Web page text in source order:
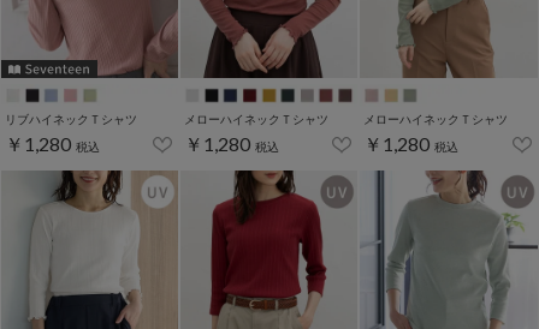
リブハイネックＴシャツ
￥1,280 税込
メローハイネックＴシャツ
￥1,280 税込
メローハイネックＴシャツ
￥1,280 税込